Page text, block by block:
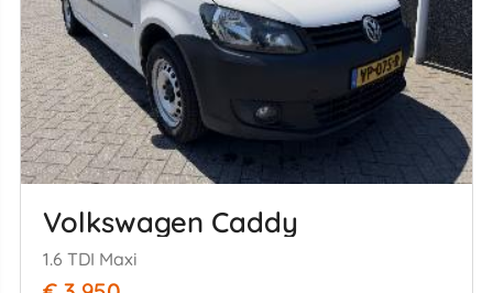
Volkswagen Caddy
1.6 TDI Maxi